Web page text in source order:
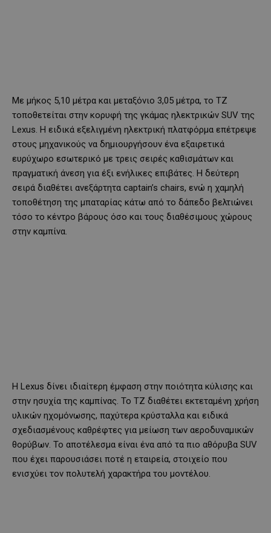
Με μήκος 5,10 μέτρα και μεταξόνιο 3,05 μέτρα, το TZ
τοποθετείται στην κορυφή της γκάμας ηλεκτρικών SUV της
Lexus. Η ειδικά εξελιγμένη ηλεκτρική πλατφόρμα επέτρεψε
στους μηχανικούς να δημιουργήσουν ένα εξαιρετικά
ευρύχωρο εσωτερικό με τρεις σειρές καθισμάτων και
πραγματική άνεση για έξι ενήλικες επιβάτες. Η δεύτερη
σειρά διαθέτει ανεξάρτητα captain’s chairs, ενώ η χαμηλή
τοποθέτηση της μπαταρίας κάτω από το δάπεδο βελτιώνει
τόσο το κέντρο βάρους όσο και τους διαθέσιμους χώρους
στην καμπίνα.
Η Lexus δίνει ιδιαίτερη έμφαση στην ποιότητα κύλισης και
στην ησυχία της καμπίνας. Το TZ διαθέτει εκτεταμένη χρήση
υλικών ηχομόνωσης, παχύτερα κρύσταλλα και ειδικά
σχεδιασμένους καθρέφτες για μείωση των αεροδυναμικών
θορύβων. Το αποτέλεσμα είναι ένα από τα πιο αθόρυβα SUV
που έχει παρουσιάσει ποτέ η εταιρεία, στοιχείο που
ενισχύει τον πολυτελή χαρακτήρα του μοντέλου.